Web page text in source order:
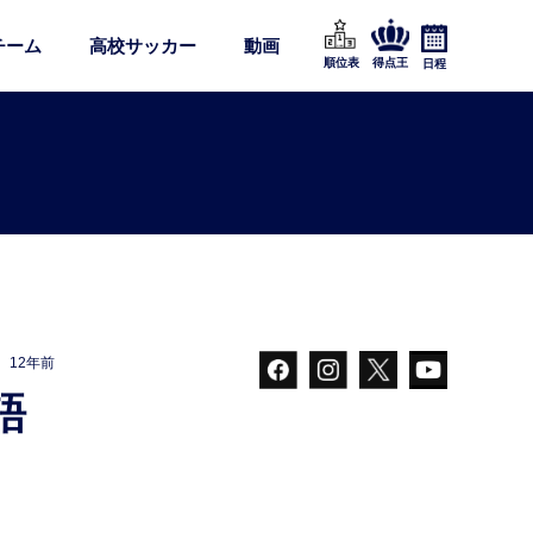
ーム 高校サッカー 動画
順位表 得点王 日程
12年前